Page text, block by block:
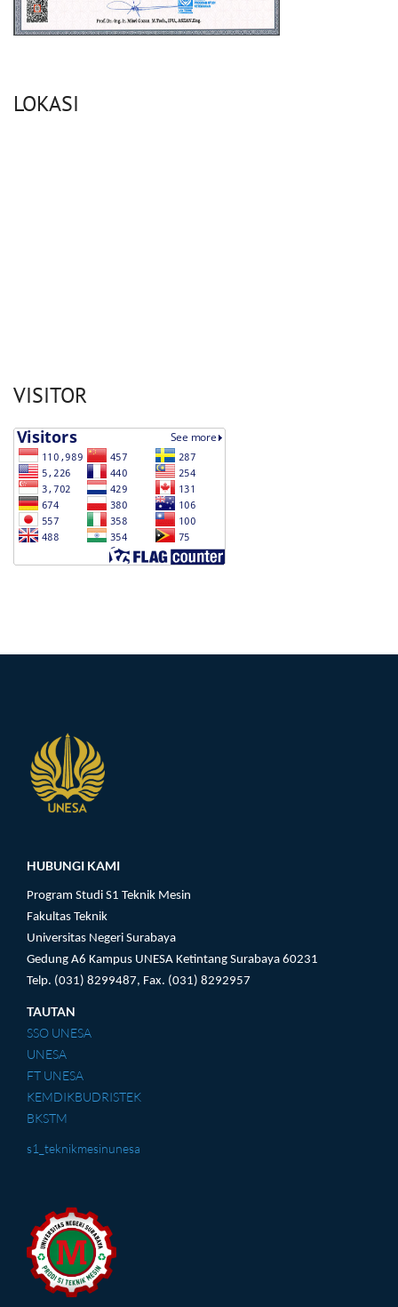
LOKASI
VISITOR
HUBUNGI KAMI
Program Studi S1 Teknik Mesin
Fakultas Teknik
Universitas Negeri Surabaya
Gedung A6 Kampus UNESA Ketintang Surabaya 60231
Telp. (031) 8299487, Fax. (031) 8292957
TAUTAN
SSO UNESA
UNESA
FT UNESA
KEMDIKBUDRISTEK
BKSTM
s1_teknikmesinunesa